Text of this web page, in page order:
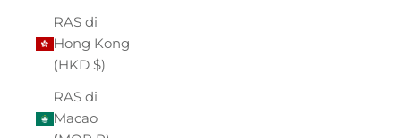
RAS di
Hong Kong
(HKD $)
RAS di
Macao